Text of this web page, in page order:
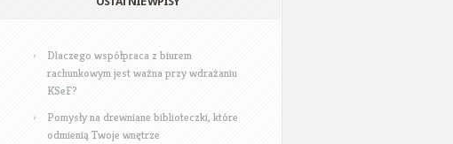
Dlaczego współpraca z biurem
rachunkowym jest ważna przy wdrażaniu
KSeF?
Pomysły na drewniane biblioteczki, które
odmienią Twoje wnętrze